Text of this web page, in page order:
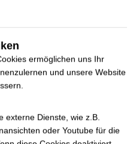
Beratung e.V.
Beratungsteams, die zum
ermöglichen uns Ihr
und unsere Website
externe Dienste, wie z.B.
oder Youtube für die